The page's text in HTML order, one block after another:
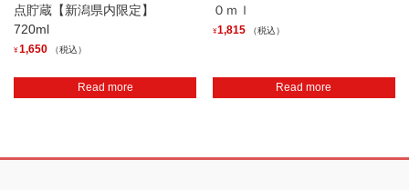
点貯蔵【新潟県内限定】
720ml
¥1,650 （税込）
Read more
０ｍｌ
¥1,815 （税込）
Read more